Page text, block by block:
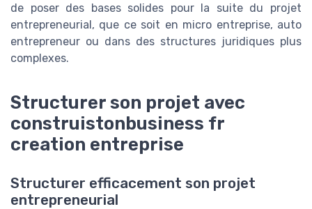
de poser des bases solides pour la suite du projet
entrepreneurial, que ce soit en micro entreprise, auto
entrepreneur ou dans des structures juridiques plus
complexes.
Structurer son projet avec
construistonbusiness fr
creation entreprise
Structurer efficacement son projet
entrepreneurial